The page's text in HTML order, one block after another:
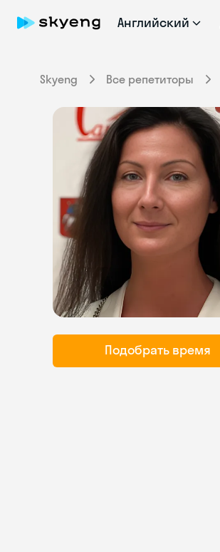
Английский
Skyeng Все репетиторы
Подобрать время